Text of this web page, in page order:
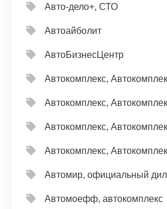
Авто-дело+, СТО
Автоайболит
АвтоБизнесЦентр
Автокомплекс,
Автокомплекс,
Автокомплекс,
Автокомплекс,
Автомир, официальный
Автомоефф, автокомплекс